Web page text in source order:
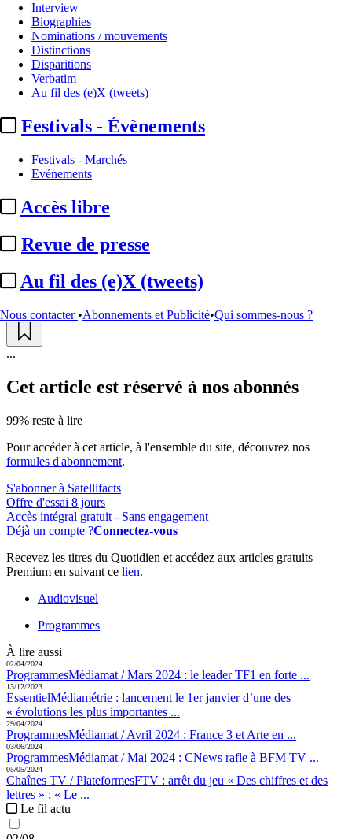
Interview
Biographies
Nominations / mouvements
Distinctions
Disparitions
Verbatim
Au fil des (e)X (tweets)
Festivals - Évènements
Festivals - Marchés
Evénements
Accès libre
Revue de presse
Au fil des (e)X (tweets)
Nous contacter •Abonnements et Publicité•Qui sommes-nous ?
Médiamat / Juin 2024 :
5e chaîne nationale ; ...
Actualité n° 301931|Publié le 01 juil. 2024 20:48
...
Cet article est réservé à nos abonnés
99% reste à lire
Pour accéder à cet article, à l'ensemble du site, découvrez nos
formules d'abonnement.
S'abonner à Satellifacts
Offre d'essai 8 jours
Accès intégral gratuit - Sans engagement
Déjà un compte ?Connectez-vous
Recevez les titres du Quotidien et accédez aux articles gratuits
Premium en suivant ce lien.
Audiovisuel
Programmes
À lire aussi
02/04/2024
ProgrammesMédiamat / Mars 2024 : le leader TF1 en forte ...
13/12/2023
EssentielMédiamétrie : lancement le 1er janvier d’une des
« évolutions les plus importantes ...
29/04/2024
ProgrammesMédiamat / Avril 2024 : France 3 et Arte en ...
03/06/2024
ProgrammesMédiamat / Mai 2024 : CNews rafle à BFM TV ...
05/05/2024
Chaînes TV / PlateformesFTV : arrêt du jeu « Des chiffres et des
lettres » ; « Le ...
Le fil actu